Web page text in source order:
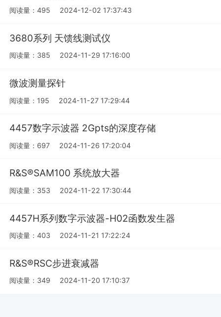
阅读量：495 2024-12-02 17:37:43
3680系列 天馈线测试仪
阅读量：385 2024-11-29 17:16:00
微波测量探针
阅读量：195 2024-11-27 17:29:44
4457数字示波器 2Gpts的深度存储
阅读量：697 2024-11-26 17:20:04
R&S®SAM100 系统放大器
阅读量：353 2024-11-22 17:30:44
4457H系列数字示波器-H02函数发生器
阅读量：403 2024-11-21 17:22:24
R&S®RSC步进衰减器
阅读量：349 2024-11-20 17:10:37